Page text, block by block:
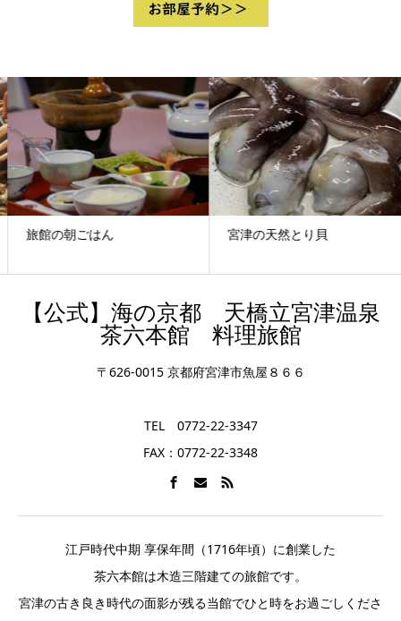
旅館の朝ごはん 宮津の天然とり貝
【公式】海の京都 天橋立宮津温泉
茶六本館 料理旅館
〒626-0015 京都府宮津市魚屋８６６
TEL 0772-22-3347
FAX：0772-22-3348
江戸時代中期 享保年間（1716年頃）に創業した
茶六本館は木造三階建ての旅館です。
宮津の古き良き時代の面影が残る当館でひと時をお過ごしくださ